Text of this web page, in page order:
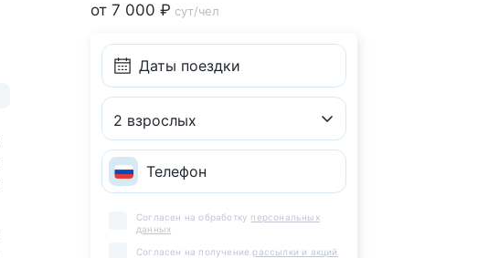
от 7 000 ₽ сут/чел
2 взрослых
Согласен на обработку персональных
данных
Согласен на получение рассылки и акций